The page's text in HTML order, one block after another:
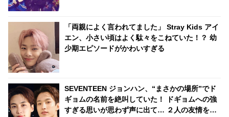
「両親によく言われてました」 Stray Kids アイ
エン、小さい頃はよく駄々をこねていた！？ 幼
少期エピソードがかわいすぎる
SEVENTEEN ジョンハン、“まさかの場所”でド
ギョムの名前を絶叫していた！ ドギョムへの強
すぎる思いが思わず声に出て… ２人の友情を証